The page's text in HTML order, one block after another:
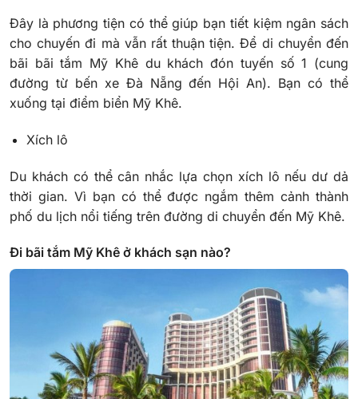
Đây là phương tiện có thể giúp bạn tiết kiệm ngân sách
cho chuyến đi mà vẫn rất thuận tiện. Để di chuyển đến
bãi bãi tắm Mỹ Khê du khách đón tuyến số 1 (cung
đường từ bến xe Đà Nẵng đến Hội An). Bạn có thể
xuống tại điểm biển Mỹ Khê.
Xích lô
Du khách có thể cân nhắc lựa chọn xích lô nếu dư dả
thời gian. Vì bạn có thể được ngắm thêm cảnh thành
phố du lịch nổi tiếng trên đường di chuyển đến Mỹ Khê.
Đi bãi tắm Mỹ Khê ở khách sạn nào?